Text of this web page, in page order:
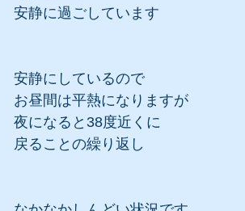
安静に過ごしています
安静にしているので
お昼間は平熱になりますが
夜になると38度近くに
戻ることの繰り返し